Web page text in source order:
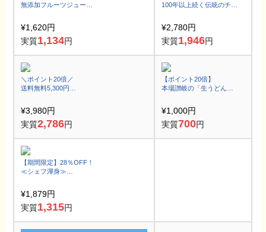
無添加フルーツジュース
¥1,620円
実質1,134円
100年以上続く伝統のチョ
バレンタインまだ間に合
う！
¥2,780円
実質1,946円
＼ポイント20倍／
送料無料5,300円
訳あり小切れ銀鮭1.5kg
¥3,980円
実質2,786円
【ポイント20倍】
本場讃岐の「生うどん」
¥1,000円
実質700円
【期間限定】28％OFF！
≪シェフ渾身≫
を贅沢に味わうチャンス
¥1,879円
実質1,315円